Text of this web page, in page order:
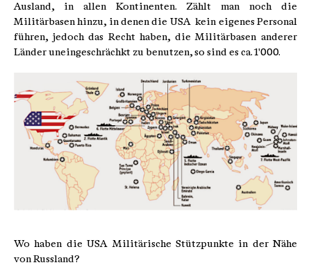
Ausland, in allen Kontinenten. Zählt man noch die
Militärbasen hinzu, in denen die USA kein eigenes Personal
führen, jedoch das Recht haben, die Militärbasen anderer
Länder uneingeschrächkt zu benutzen, so sind es ca. 1'000.
Wo haben die USA Militärische Stützpunkte in der Nähe
von Russland?